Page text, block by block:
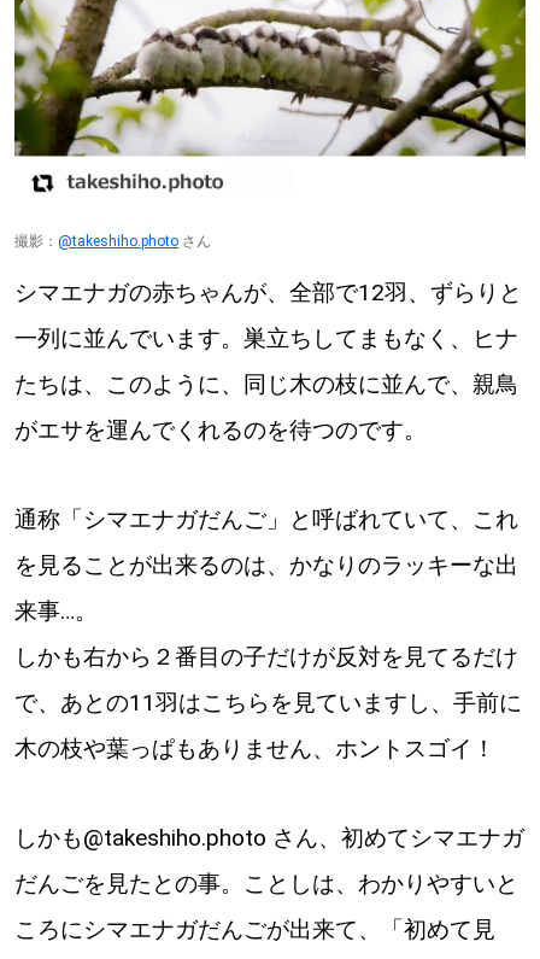
北海道で暮らす、あなたとつくる、
明日への”きっかけ”WEBマガジン
パートナーメディア Sitakkeパートナー
Sitakke編集部あい
【いろんな価値観や生き方に触れたい】
Sitakke編集部 IKU
【暮らしの知恵を身につけたい】
【まったり楽しみたい】
【札幌のお気に入りを見つけたい】
【道北のお気に入りを見つけたい】
撮影： @takeshiho.photoさん
シマエナガの赤ちゃんが、全部で12羽、ずらりと
一列に並んでいます。巣立ちしてまもなく、ヒナ
たちは、このように、同じ木の枝に並んで、親鳥
がエサを運んでくれるのを待つのです。
通称「シマエナガだんご」と呼ばれていて、これ
を見ることが出来るのは、かなりのラッキーな出
来事…。
しかも右から２番目の子だけが反対を見てるだけ
で、あとの11羽はこちらを見ていますし、手前に
木の枝や葉っぱもありません、ホントスゴイ！
しかも@takeshiho.photo さん、初めてシマエナガ
だんごを見たとの事。ことしは、わかりやすいと
ころにシマエナガだんごが出来て、「初めて見